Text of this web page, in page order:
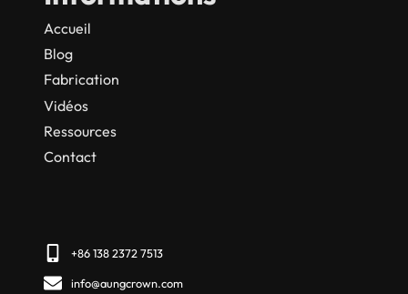
Accueil
Blog
Fabrication
Vidéos
Ressources
Contact
+86 138 2372 7513
info@aungcrown.com